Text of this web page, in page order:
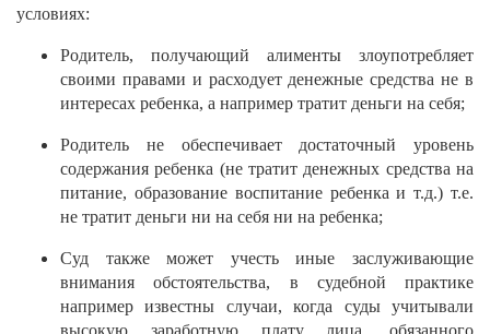
условиях:
Родитель, получающий алименты злоупотребляет
своими правами и расходует денежные средства не в
интересах ребенка, а например тратит деньги на себя;
Родитель не обеспечивает достаточный уровень
содержания ребенка (не тратит денежных средства на
питание, образование воспитание ребенка и т.д.) т.е.
не тратит деньги ни на себя ни на ребенка;
Суд также может учесть иные заслуживающие
внимания обстоятельства, в судебной практике
например известны случаи, когда суды учитывали
высокую заработную плату лица, обязанного